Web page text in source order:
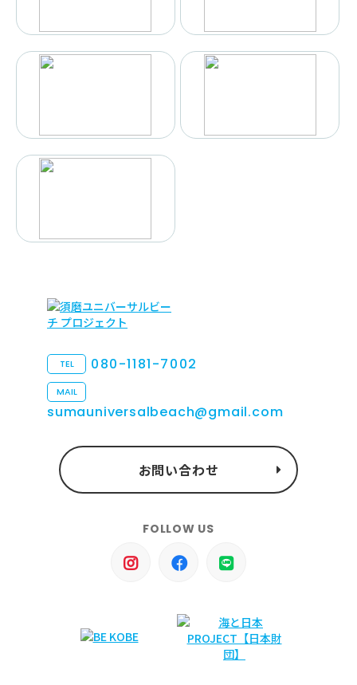
TEL 080-1181-7002
MAIL
sumauniversalbeach@gmail.com
お問い合わせ
FOLLOW US